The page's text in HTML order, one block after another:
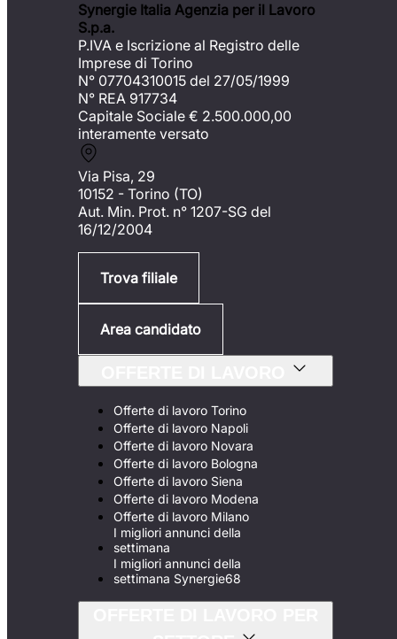
Synergie Italia Agenzia per il Lavoro
S.p.a.
P.IVA e Iscrizione al Registro delle
Imprese di Torino
N° 07704310015 del 27/05/1999
N° REA 917734
Capitale Sociale € 2.500.000,00
interamente versato
Via Pisa, 29
10152 - Torino (TO)
Aut. Min. Prot. n° 1207-SG del
16/12/2004
Trova filiale
Area candidato
Offerte di lavoro Torino
Offerte di lavoro Napoli
Offerte di lavoro Novara
Offerte di lavoro Bologna
Offerte di lavoro Siena
Offerte di lavoro Modena
Offerte di lavoro Milano
I migliori annunci della
settimana
I migliori annunci della
settimana Synergie68